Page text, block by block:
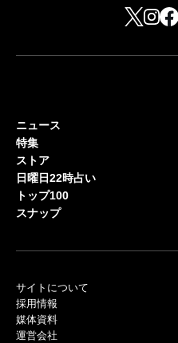
ニュース
特集
ストア
日曜日22時占い
トップ100
スナップ
サイトについて
採用情報
媒体資料
運営会社